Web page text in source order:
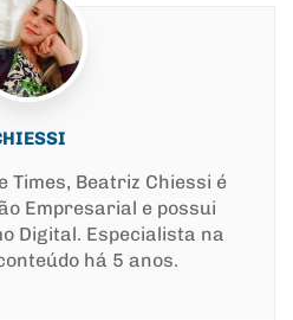
Times, Beatriz Chiessi é
Empresarial e possui
Digital. Especialista na
há 5 anos.